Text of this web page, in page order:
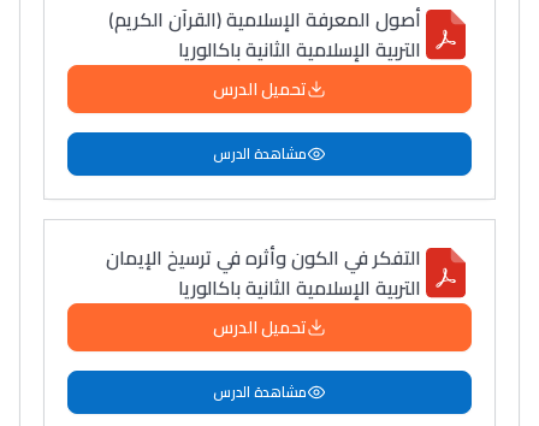
أصول المعرفة الإسلامية (القرآن الكريم)
التربية الإسلامية الثانية باكالوريا
تحميل الدرس
مشاهدة الدرس
التفكر في الكون وأثره في ترسيخ الإيمان
التربية الإسلامية الثانية باكالوريا
تحميل الدرس
مشاهدة الدرس